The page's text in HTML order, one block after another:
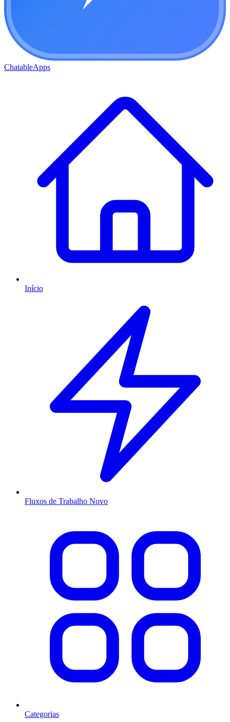
ChatableApps
Início
Fluxos de Trabalho Novo
Categorias